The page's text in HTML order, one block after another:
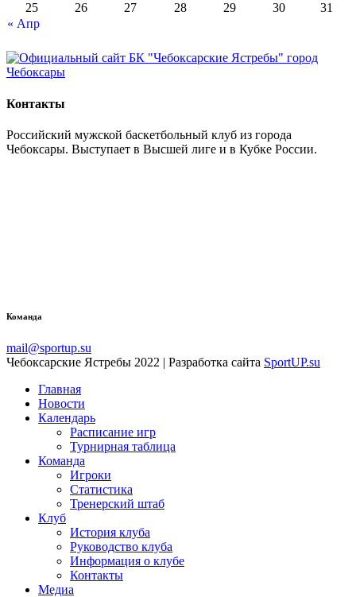
« Апр
25
26 27 28 29 30 31
Контакты
Российский мужской баскетбольный клуб из города
Чебоксары. Выступает в Высшей лиге и в Кубке России.
Команда
mail@sportup.su
Чебоксарские Ястребы 2022 | Разработка сайта SportUP.su
Главная
Новости
Календарь
Расписание игр
Турнирная таблица
Команда
Игроки
Статистика
Тренерский штаб
Клуб
История клуба
Руководство клуба
Информация о клубе
Контакты
Медиа